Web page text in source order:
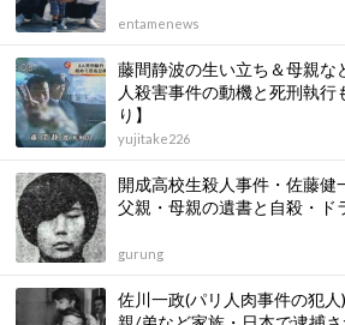
entamenews
藤間静波の生い立ち＆母親な
人殺害事件の動機と死刑執行
り】
yujitake226
開成高校生殺人事件・佐藤健
父親・母親の遺書と自殺・ド
gurung
佐川一政(パリ人肉事件の犯